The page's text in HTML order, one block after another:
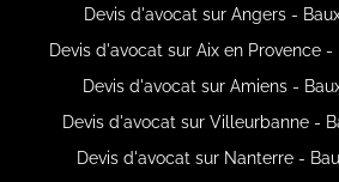
Devis d'avocat sur Angers -
Devis d'avocat sur Aix en Provence
Devis d'avocat sur Amiens -
Devis d'avocat sur Villeurbanne -
Devis d'avocat sur Nanterre -